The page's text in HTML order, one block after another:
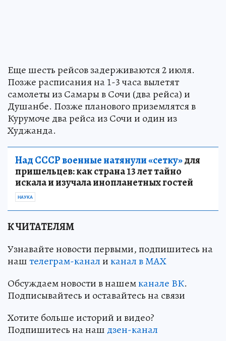
Еще шесть рейсов задерживаются 2 июля.
Позже расписания на 1-3 часа вылетят
самолеты из Самары в Сочи (два рейса) и
Душанбе. Позже планового приземлятся в
Курумоче два рейса из Сочи и один из
Худжанда.
Над СССР военные натянули «сетку»для
пришельцев: как страна 13 лет тайно
искала и изучала инопланетных гостей
НАУКА
К ЧИТАТЕЛЯМ
Узнавайте новости первыми, подпишитесь на
наштелеграм-каналиканал в МАХ
Обсуждаем новости в нашемканале ВК.
Подписывайтесь и оставайтесь на связи
Хотите больше историй и видео?
Подпишитесь на наш дзен-канал